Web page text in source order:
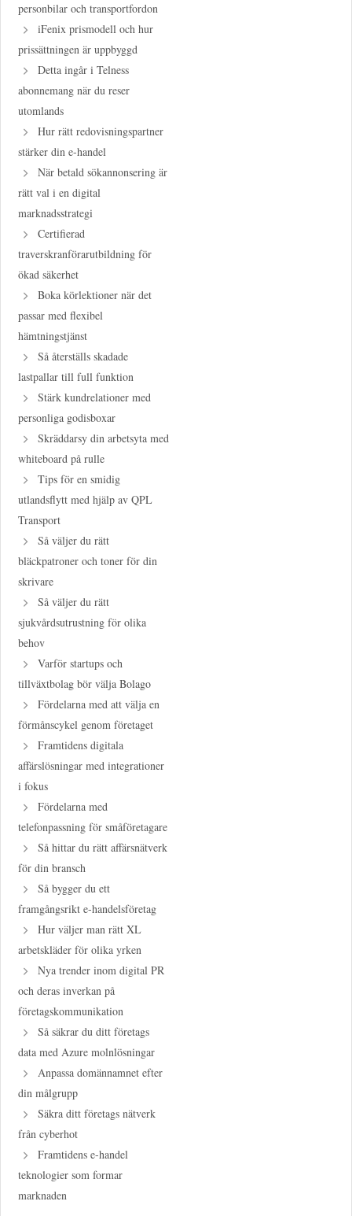
personbilar och transportfordon
iFenix prismodell och hur
prissättningen är uppbyggd
Detta ingår i Telness
abonnemang när du reser
utomlands
Hur rätt redovisningspartner
stärker din e-handel
När betald sökannonsering är
rätt val i en digital
marknadsstrategi
Certifierad
traverskranförarutbildning för
ökad säkerhet
Boka körlektioner när det
passar med flexibel
hämtningstjänst
Så återställs skadade
lastpallar till full funktion
Stärk kundrelationer med
personliga godisboxar
Skräddarsy din arbetsyta med
whiteboard på rulle
Tips för en smidig
utlandsflytt med hjälp av QPL
Transport
Så väljer du rätt
bläckpatroner och toner för din
skrivare
Så väljer du rätt
sjukvårdsutrustning för olika
behov
Varför startups och
tillväxtbolag bör välja Bolago
Fördelarna med att välja en
förmånscykel genom företaget
Framtidens digitala
affärslösningar med integrationer
i fokus
Fördelarna med
telefonpassning för småföretagare
Så hittar du rätt affärsnätverk
för din bransch
Så bygger du ett
framgångsrikt e-handelsföretag
Hur väljer man rätt XL
arbetskläder för olika yrken
Nya trender inom digital PR
och deras inverkan på
företagskommunikation
Så säkrar du ditt företags
data med Azure molnlösningar
Anpassa domännamnet efter
din målgrupp
Säkra ditt företags nätverk
från cyberhot
Framtidens e-handel
teknologier som formar
marknaden